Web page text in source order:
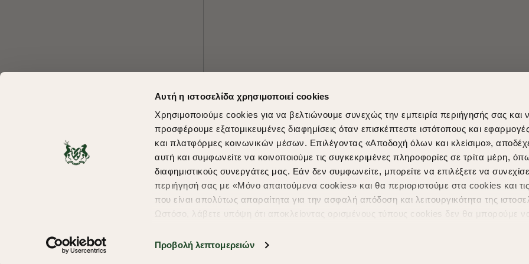
Αυτή η ιστοσελίδα χρησιμοποιεί cookies
Χρησιμοποιούμε cookies για να βελτιώνουμε συνεχώς την εμπειρία περιήγησής σας και
προσφέρουμε εξατομικευμένες διαφημίσεις όταν επισκέπτεστε ιστότοπους και
και πλατφόρμες κοινωνικών μέσων. Επιλέγοντας «Αποδοχή όλων και κλείσιμο»,
αυτή και συμφωνείτε να κοινοποιούμε τις συγκεκριμένες πληροφορίες σε τρίτα μέρη,
διαφημιστικούς συνεργάτες μας. Εάν δεν συμφωνείτε, μπορείτε να επιλέξετε να
περιήγησή σας με «Μόνο απαιτούμενα cookies» και θα περιοριστούμε στα cookies και τις
που είναι απολύτως απαραίτητα για την ασφαλή απόδοση και λειτουργικότητα της
Ωστόσο, λάβετε υπόψη ότι αποκλείοντας ορισμένους τύπους cookies δεν θα μπορούμε
υπηρεσίες και διαφημίσεις. Για να προσαρμόσετε τις επιλογές σας ή να ανακαλέσετε τη
Προβολή λεπτομερειών
Shopping in secure with Shipping
Copyright © 2026 thebostonians.gr. All Rights Reserved.